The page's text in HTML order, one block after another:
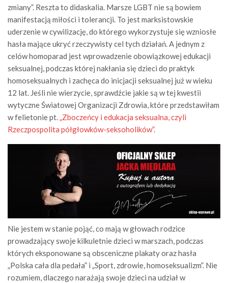
zmiany”. Reszta to didaskalia. Marsze LGBT nie są bowiem
manifestacją miłości i tolerancji. To jest marksistowskie
uderzenie w cywilizację, do którego wykorzystuje się wzniosłe
hasła mające ukryć rzeczywisty cel tych działań. A jednym z
celów homoparad jest wprowadzenie obowiązkowej edukacji
seksualnej, podczas której nakłania się dzieci do praktyk
homoseksualnych i zachęca do inicjacji seksualnej już w wieku
12 lat. Jeśli nie wierzycie, sprawdźcie jakie są w tej kwestii
wytyczne Światowej Organizacji Zdrowia, które przedstawiłam
w felietonie pt.„Zboczeńcy i edukacja seksualna, czyli
Rzeczpospolita półgłowków-seksoholików”.
Nie jestem w stanie pojąć, co mają w głowach rodzice
prowadzający swoje kilkuletnie dzieci w marszach, podczas
których eksponowane są obsceniczne plakaty oraz hasła
„Polska cała dla pedała” i „Sport, zdrowie, homoseksualizm”. Nie
rozumiem, dlaczego narażają swoje dzieci na udział w